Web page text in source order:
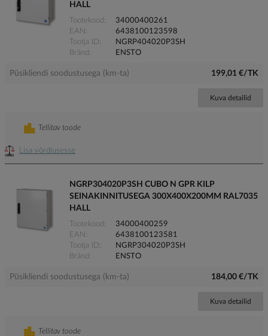
HALL
Tootekood
34000400261
EAN
6438100123598
Tootja ID
NGRP404020P3SH
Bränd
ENSTO
Püsikliendi soodustusega (km-ta) 199,01 €/TK
Kuva detailid
Lisa võrdlusesse
Tellitav toode
NGRP304020P3SH CUBO N GPR KILP
SEINAKINNITUSEGA 300X400X200MM RAL7035
HALL
Tootekood
34000400259
EAN
6438100123581
Tootja ID
NGRP304020P3SH
Bränd
ENSTO
Püsikliendi soodustusega (km-ta) 184,00 €/TK
Kuva detailid
Tellitav toode